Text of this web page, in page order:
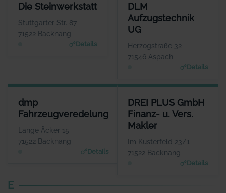
Die Steinwerkstatt
Stuttgarter Str. 87
71522 Backnang
Details
DIE STEINWERKSTATT
Herr Axel Groß
www.gross-steinwerkst
att.de
DLM
Aufzugstechnik
UG
Herzogstraße 32
71546 Aspach
Details
DLM AUFZUGSTECHNIK UG
ANSPRECHPARTNER
Herr Thorsten
www.dlm-aufzugstechnik.
dmp
Fahrzeugveredelung
Lange Äcker 15
71522 Backnang
Details
DMP FAHRZEUGVEREDELUNG
ANSPRECHPARTNER
Herr Dominic Pedersen
www.dmp-fahrzeugveredel
DREI PLUS GmbH
Finanz- u. Vers.
Makler
Im Kusterfeld 23/1
71522 Backnang
Details
DREI PLUS GMBH FINANZ- U.
Herr
E